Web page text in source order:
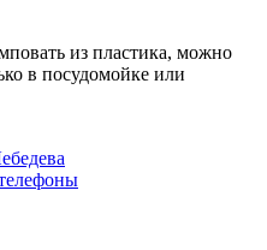
из пластика, можно
в посудомойке или